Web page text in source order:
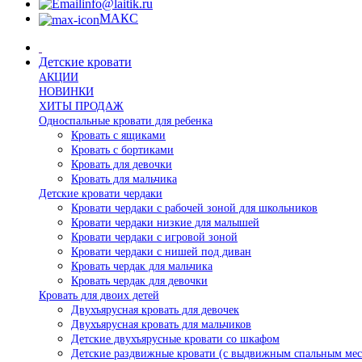
info@laitik.ru
МАКС
Детские кровати
АКЦИИ
НОВИНКИ
ХИТЫ ПРОДАЖ
Односпальные кровати для ребенка
Кровать с ящиками
Кровать с бортиками
Кровать для девочки
Кровать для мальчика
Детские кровати чердаки
Кровати чердаки с рабочей зоной для школьников
Кровати чердаки низкие для малышей
Кровати чердаки с игровой зоной
Кровати чердаки с нишей под диван
Кровать чердак для мальчика
Кровать чердак для девочки
Кровать для двоих детей
Двухъярусная кровать для девочек
Двухъярусная кровать для мальчиков
Детские двухъярусные кровати со шкафом
Детские раздвижные кровати (с выдвижным спальным